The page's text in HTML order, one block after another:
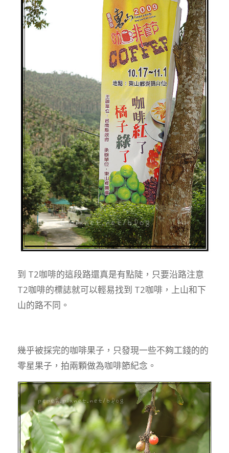
到 T2咖啡的這段路還真是有點陡，只要沿路注意
T2咖啡的標誌就可以輕易找到 T2咖啡，上山和下
山的路不同。
幾乎被採完的咖啡果子，只發現一些不夠工錢的的
零星果子，拍兩顆做為咖啡節紀念。